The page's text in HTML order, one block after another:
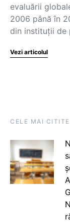
evaluării
2006 până în
din instituții de
Vezi articolul
CELE MAI